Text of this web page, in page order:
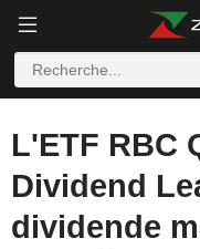
L'ETF RBC
Dividend
dividende